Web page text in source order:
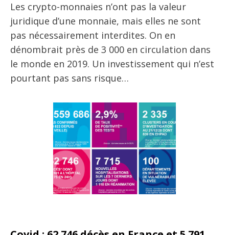
Les crypto-monnaies n’ont pas la valeur
juridique d’une monnaie, mais elles ne sont
pas nécessairement interdites. On en
dénombrait près de 3 000 en circulation dans
le monde en 2019. Un investissement qui n’est
pourtant pas sans risque…